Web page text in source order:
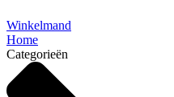
Winkelmand
Home
Categorieën